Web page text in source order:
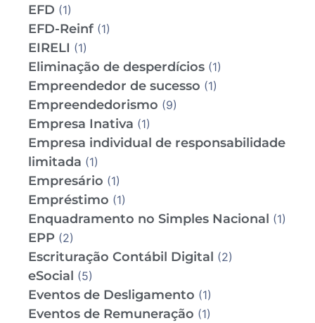
EFD (1)
EFD-Reinf (1)
EIRELI (1)
Eliminação de desperdícios (1)
Empreendedor de sucesso (1)
Empreendedorismo (9)
Empresa Inativa (1)
Empresa individual de responsabilidade
limitada (1)
Empresário (1)
Empréstimo (1)
Enquadramento no Simples Nacional (1)
EPP (2)
Escrituração Contábil Digital (2)
eSocial (5)
Eventos de Desligamento (1)
Eventos de Remuneração (1)